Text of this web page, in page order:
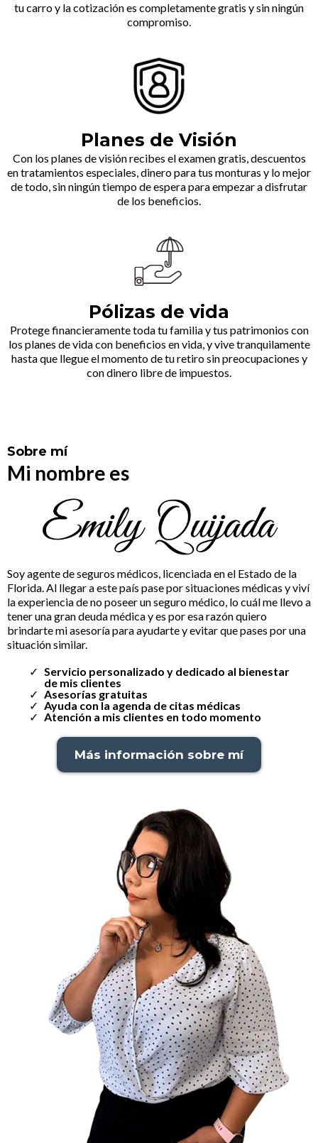
tu carro y la cotización es completamente gratis y sin ningún
compromiso.
Planes de Visión
Con los planes de visión recibes el examen gratis, descuentos
en tratamientos especiales, dinero para tus monturas y lo mejor
de todo, sin ningún tiempo de espera para empezar a disfrutar
de los beneficios.
Pólizas de vida
Protege financieramente toda tu familia y tus patrimonios con
los planes de vida con beneficios en vida, y vive tranquilamente
hasta que llegue el momento de tu retiro sin preocupaciones y
con dinero libre de impuestos.
Sobre mí
Mi nombre es
Soy agente de seguros médicos, licenciada en el Estado de la
Florida. Al llegar a este país pase por situaciones médicas y viví
la experiencia de no poseer un seguro médico, lo cuál me llevo a
tener una gran deuda médica y es por esa razón quiero
brindarte mi asesoría para ayudarte y evitar que pases por una
situación similar.
Servicio personalizado y dedicado al bienestar
de mis clientes
Asesorías gratuitas
Ayuda con la agenda de citas médicas
Atención a mis clientes en todo momento
Más información sobre mí